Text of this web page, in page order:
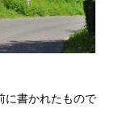
に書かれたもので